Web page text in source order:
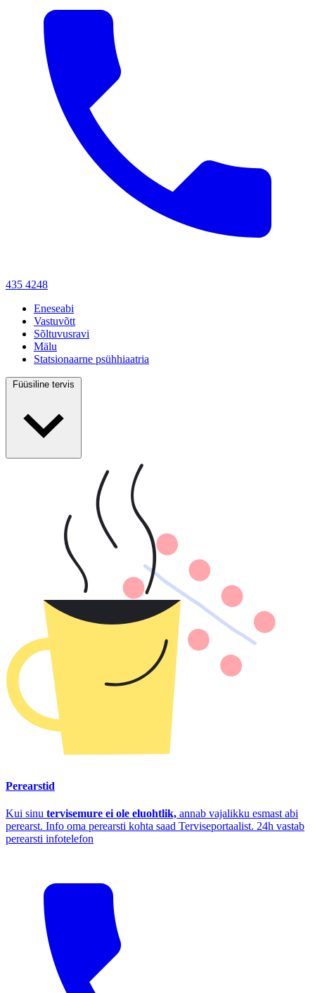
435 4248
Eneseabi
Vastuvõtt
Sõltuvusravi
Mälu
Statsionaarne psühhiaatria
Füüsiline tervis
Perearstid
Kui sinu tervisemure ei ole eluohtlik, annab vajalikku esmast abi
perearst. Info oma perearsti kohta saad Terviseportaalist. 24h vastab
perearsti infotelefon